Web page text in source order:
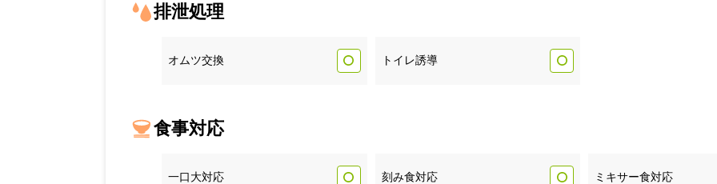
排泄処理
オムツ交換 トイレ誘導
食事対応
一口大対応 刻み食対応 ミキサー食対応